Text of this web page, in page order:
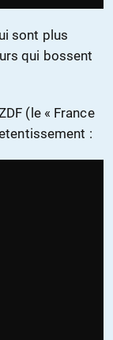
sont plus
qui bossent
(le « France
: